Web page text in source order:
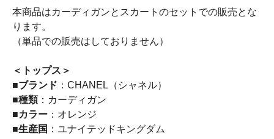
本商品はカーディガンとスカートのセットでの販売とな
ります。
（単品での販売はしておりません）
＜トップス＞
■ブランド ：CHANEL（シャネル）
■種類：カーディガン
■カラー ：オレンジ
■生産国 ：ユナイテッドキングダム